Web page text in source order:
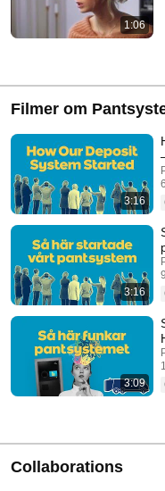
1:06
Filmer om
3:16
3:16
3:09
Collaborations